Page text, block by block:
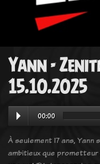
Yann -
15.10.2025
00:00
À seulement 17 ans,
ambitieux que